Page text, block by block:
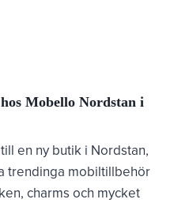
Mobello Nordstan i
en ny butik i Nordstan,
trendinga mobiltillbehör
charms och mycket